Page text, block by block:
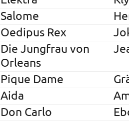
Salome
Oedipus Rex
Die Jungfrau von
Orleans
Pique Dame
Aida
Don Carlo